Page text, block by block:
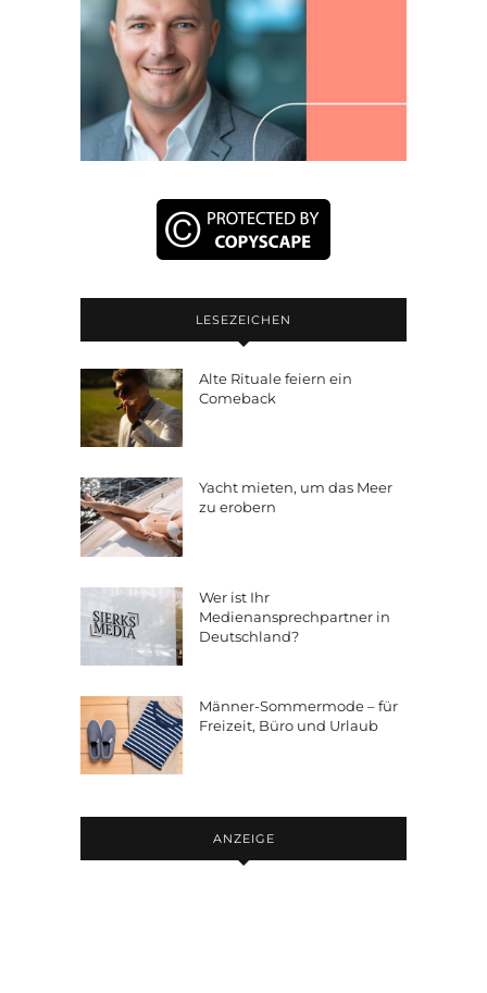
LESEZEICHEN
Alte Rituale feiern ein
Comeback
Yacht mieten, um das Meer
zu erobern
Wer ist Ihr
Medienansprechpartner in
Deutschland?
Männer-Sommermode – für
Freizeit, Büro und Urlaub
ANZEIGE